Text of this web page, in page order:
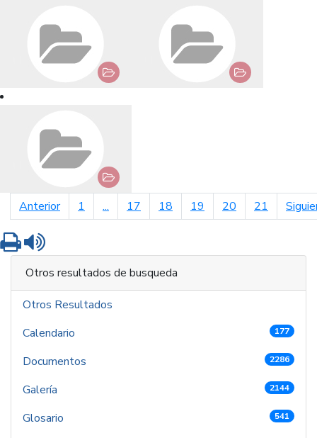
Anteriorpágina anterior
1 ... 17 18 19 20 21
Imprimir
Otros resultados de busqueda
Otros Resultados
Calendario
177
Documentos 2286
Galería 2144
Glosario 541